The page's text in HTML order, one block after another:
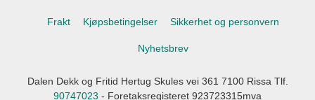
Frakt Kjøpsbetingelser Sikkerhet og personvern
Nyhetsbrev
Dalen Dekk og Fritid Hertug Skules vei 361 7100 Rissa Tlf.
90747023 - Foretaksregisteret 923723315mva